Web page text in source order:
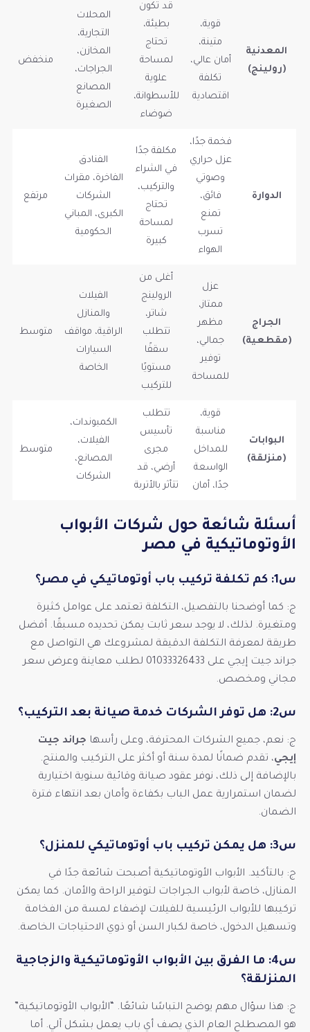
المعدنية
(رولينج)
قوية،
متينة،
أمان عالي،
تكلفة
اقتصادية
قد تكون
بطيئة،
تحتاج
لمساحة
علوية
للأسطوانة،
ضوضاء
المحلات
التجارية،
المخازن،
الجراجات،
المصانع
الصغيرة
منخفض
الدوارة
فخمة جدًا،
عزل حراري
وصوتي
فائق،
تمنع
تسرب
الهواء
مكلفة جدًا
في الشراء
والتركيب،
تحتاج
لمساحة
كبيرة
الفنادق
الفاخرة، مقرات
الشركات
الكبرى، المباني
الحكومية
مرتفع
الجراج
(مقطعية)
عزل
ممتاز،
مظهر
جمالي،
توفير
للمساحة
أغلى من
الرولينج
شاتر،
تتطلب
سقفًا
مستويًا
للتركيب
الفيلات
والمنازل
الراقية، مواقف
السيارات
الخاصة
متوسط
البوابات
(منزلقة)
قوية،
مناسبة
للمداخل
الواسعة
جدًا، أمان
تتطلب
تأسيس
مجرى
أرضي، قد
تتأثر بالأتربة
الكمبوندات،
الفيلات،
المصانع،
الشركات
متوسط
أسئلة شائعة حول شركات الأبواب
الأوتوماتيكية في مصر
س1: كم تكلفة تركيب باب أوتوماتيكي في مصر؟
ج: كما أوضحنا بالتفصيل، التكلفة تعتمد على عوامل كثيرة
ومتغيرة. لذلك، لا يوجد سعر ثابت يمكن تحديده مسبقًا. أفضل
طريقة لمعرفة التكلفة الدقيقة لمشروعك هي التواصل مع
جراند جيت إيجي على 01033326433 لطلب معاينة وعرض سعر
مجاني ومخصص.
س2: هل توفر الشركات خدمة صيانة بعد التركيب؟
ج: نعم، جميع الشركات المحترفة، وعلى رأسها جراند جيت
إيجي، تقدم ضمانًا لمدة سنة أو أكثر على التركيب والمنتج.
بالإضافة إلى ذلك، نوفر عقود صيانة وقائية سنوية اختيارية
لضمان استمرارية عمل الباب بكفاءة وأمان بعد انتهاء فترة
الضمان.
س3: هل يمكن تركيب باب أوتوماتيكي للمنزل؟
ج: بالتأكيد. الأبواب الأوتوماتيكية أصبحت شائعة جدًا في
المنازل، خاصة لأبواب الجراجات لتوفير الراحة والأمان. كما يمكن
تركيبها للأبواب الرئيسية للفيلات لإضفاء لمسة من الفخامة
وتسهيل الدخول، خاصة لكبار السن أو ذوي الاحتياجات الخاصة.
س4: ما الفرق بين الأبواب الأوتوماتيكية والزجاجية
المنزلقة؟
ج: هذا سؤال مهم يوضح التباسًا شائعًا. “الأبواب الأوتوماتيكية”
هو المصطلح العام الذي يصف أي باب يعمل بشكل آلي. أما